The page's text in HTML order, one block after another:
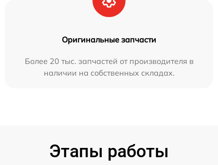
Оригинальные запчасти
Более 20 тыс. запчастей от производителя в
наличии на собственных складах.
Этапы работы